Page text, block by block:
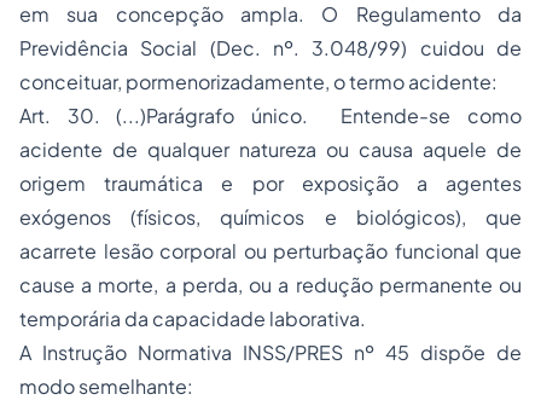
em sua concepção ampla. O Regulamento da
Previdência Social (Dec. nº. 3.048/99) cuidou de
conceituar, pormenorizadamente, o termo acidente:
Art. 30. (...)Parágrafo único. Entende-se como
acidente de qualquer natureza ou causa aquele de
origem traumática e por exposição a agentes
exógenos (físicos, químicos e biológicos), que
acarrete lesão corporal ou perturbação funcional que
cause a morte, a perda, ou a redução permanente ou
temporária da capacidade laborativa.
A Instrução Normativa INSS/PRES nº 45 dispõe de
modo semelhante: